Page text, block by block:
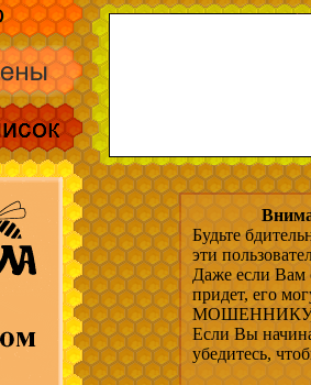
Будьте
эти
Даже если Вам
придет, его
МОШЕННИКУ,
Если Вы
убедитесь,